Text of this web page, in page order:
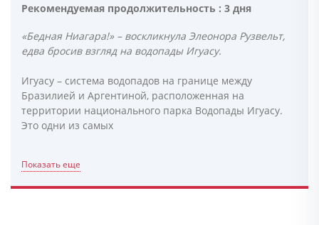
Рекомендуемая продолжительность : 3 дня
«Бедная Ниагара!» – воскликнула Элеонора Рузвельт,
едва бросив взгляд на водопады Игуасу.
Игуасу – система водопадов на границе между
Бразилией и Аргентиной, расположенная на
территории национального парка Водопады Игуасу.
Это одни из самых
Показать еще